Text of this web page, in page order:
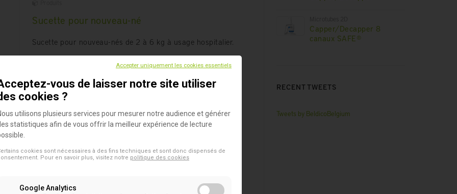
Sucette pour nouveau-né
Sucette pour nouveau-nés de 2 à 6 kg à usage hospitalier.
Sucette pour prématuré
Sucette pour bébés prématurés de 1 à 2 kg, à usage
Capper/Decapper 8
canaux SAFE®
RECENT TWEETS
Tweets by BeldicoBelgium
Accepter uniquement les cookies essentiels
vous de laisser notre site utiliser
cookies ?
utilisons plusieurs services pour mesurer notre audience et générer
statistiques afin de vous offrir la meilleur expérience de lecture
cookies sont nécessaires à des fins techniques et sont donc dispensés de
Pour en savoir plus, visitez notre politique des cookies
Google Analytics